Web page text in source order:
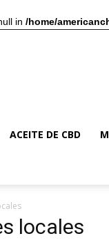
in /home/
ACEITE DE CBD
locales